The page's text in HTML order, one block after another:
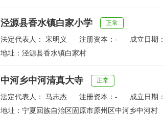
泾源县香水镇白家小学 正常
法定代表人：宋明义 注册资本：-
成立日期：
地址：泾源县香水镇白家村
中河乡中河清真大寺 正常
法定代表人：马志杰 注册资本：-
成立日期：
地址：宁夏回族自治区固原市原州区中河乡中河村